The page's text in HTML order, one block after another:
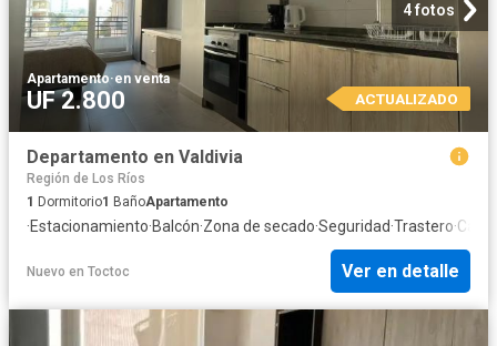
4 fotos
Apartamento·en venta
UF 2.800 ACTUALIZADO
Departamento en Valdivia
Región de Los Ríos
1 Dormitorio1 BañoApartamento
·Estacionamiento·Balcón·Zona de secado·Seguridad·Trastero·
Nuevo en Toctoc Ver en detalle